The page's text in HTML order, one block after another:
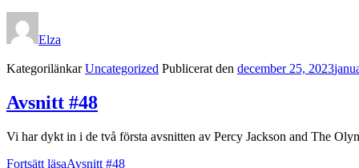
Elza
KategorilänkarUncategorized Publicerat den december 25, 2023
Avsnitt #48
Vi har dykt in i de två första avsnitten av Percy Jackson and The
Fortsätt läsaAvsnitt #48